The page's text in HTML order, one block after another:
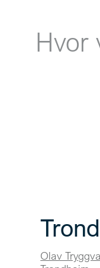
Hvor
Olav